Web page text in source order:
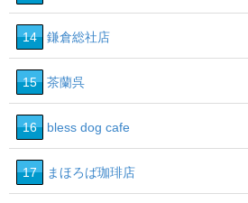
14 鎌倉総社店
15 茶蘭呉
16 bless dog cafe
17 まほろば珈琲店